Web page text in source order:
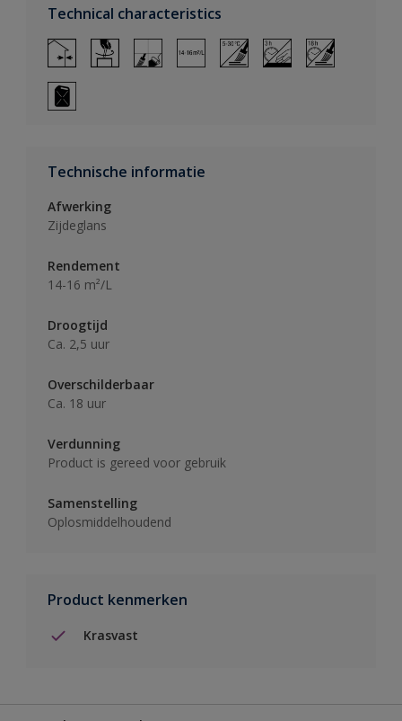
Technical characteristics
Technische informatie
Afwerking
Zijdeglans
Rendement
14-16 m²/L
Droogtijd
Ca. 2,5 uur
Overschilderbaar
Ca. 18 uur
Verdunning
Product is gereed voor gebruik
Samenstelling
Oplosmiddelhoudend
Product kenmerken
Krasvast